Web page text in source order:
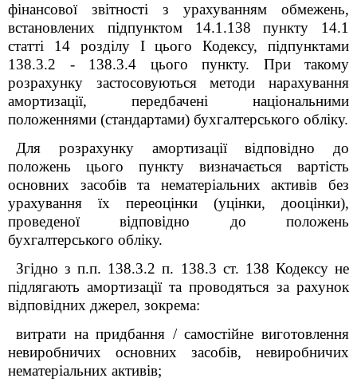
фінансової звітності з урахуванням обмежень,
встановлених підпунктом 14.1.138 пункту 14.1
статті 14 розділу I цього Кодексу, підпунктами
138.3.2 - 138.3.4 цього пункту. При такому
розрахунку застосовуються методи нарахування
амортизації, передбачені національними
положеннями (стандартами) бухгалтерського обліку.
Для розрахунку амортизації відповідно до
положень цього пункту визначається вартість
основних засобів та нематеріальних активів без
урахування їх переоцінки (уцінки, дооцінки),
проведеної відповідно до положень
бухгалтерського обліку.
Згідно з п.п. 138.3.2 п. 138.3 ст. 138 Кодексу не
підлягають амортизації та проводяться за рахунок
відповідних джерел, зокрема:
витрати на придбання / самостійне виготовлення
невиробничих основних засобів, невиробничих
нематеріальних активів;